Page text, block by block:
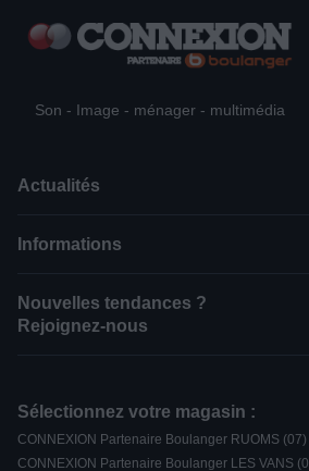
Son - Image - ménager - multimédia
Actualités
Informations
Nouvelles tendances ?
Rejoignez-nous
Sélectionnez votre magasin :
CONNEXION Partenaire Boulanger RUOMS (07)
CONNEXION Partenaire Boulanger LES VANS